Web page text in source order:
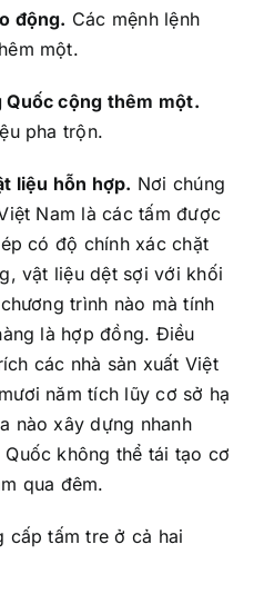
động. Các mệnh lệnh
một.
cộng thêm một.
pha trộn.
liệu hỗn hợp. Nơi chúng
Nam là các tấm được
có độ chính xác chặt
vật liệu dệt sợi với khối
trình nào mà tính
là hợp đồng. Điều
các nhà sản xuất Việt
năm tích lũy cơ sở hạ
nào xây dựng nhanh
không thể tái tạo cơ
qua đêm.
cấp tấm tre ở cả hai